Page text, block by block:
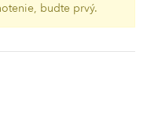
budte prvý.